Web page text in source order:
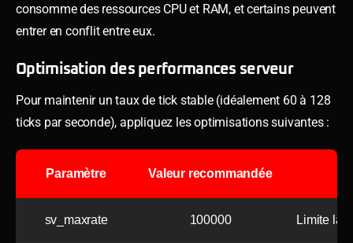
consomme des ressources CPU et RAM, et certains peuvent
entrer en conflit entre eux.
Optimisation des performances serveur
Pour maintenir un taux de tick stable (idéalement 60 à 128
ticks par seconde), appliquez les optimisations suivantes :
Paramètre Valeur recommandée
sv_maxrate 100000 Limite la